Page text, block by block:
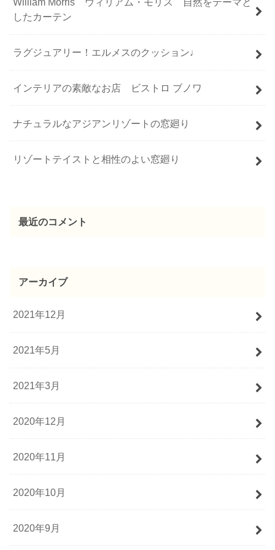
したカーテン
ラグジュアリー！エルメスのクッション♩
インテリアの素敵なお店 ビストロ ブノワ
ナチュラルなアジアンリゾートの窓廻り
リゾートテイストと相性のよい窓廻り
最近のコメント
アーカイブ
2021年12月
2021年5月
2021年3月
2020年12月
2020年11月
2020年10月
2020年9月